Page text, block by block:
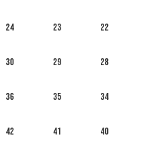
22
23
24
28
29
30
34
35
36
40
41
42